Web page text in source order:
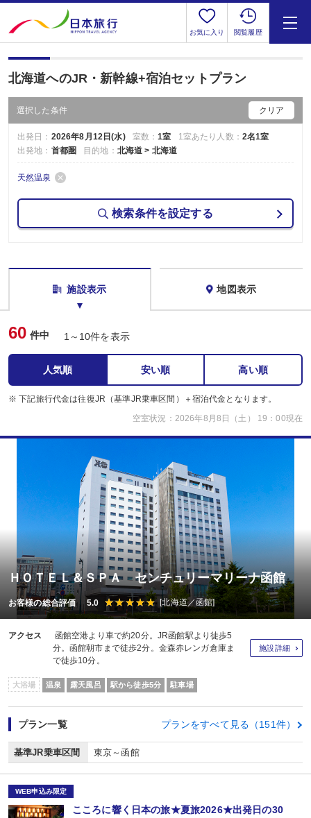
お気に入り 閲覧履歴
北海道へのJR・新幹線+宿泊セットプラン
選択した条件 クリア
出発日： 2026年8月12日(水) 室数：1室 1室あたり人数： 2名1室
出発地： 首都圏 目的地： 北海道 > 北海道
天然温泉
検索条件を設定する
施設表示 地図表示
60 件中 1～10件を表示
人気順 安い順 高い順
※ 下記旅行代金は往復JR（基準JR乗車区間）＋宿泊代金となります。
空室状況：2026年8月8日（土） 19：00現在
ＨＯＴＥＬ＆ＳＰＡ センチュリーマリーナ函館
お客様の総合評価 5.0 [北海道／函館]
アクセス
函館空港より車で約20分。JR函館駅より徒歩5
分。函館朝市まで徒歩2分。金森赤レンガ倉庫ま
で徒歩10分。
施設詳細
大浴場 温泉 露天風呂 駅から徒歩5分 駐車場
プラン一覧 プランをすべて見る（151件）
基準JR乗車区間 東京～函館
WEB申込み限定
こころに響く日本の旅★夏旅2026★出発日の30